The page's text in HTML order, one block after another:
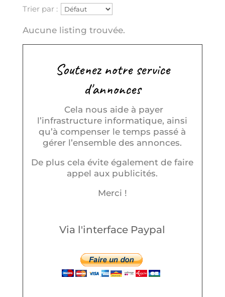
Trier par :
Aucune listing trouvée.
Soutenez notre service
d'annonces
Cela nous aide à payer
l’infrastructure informatique, ainsi
qu’à compenser le temps passé à
gérer l’ensemble des annonces.
De plus cela évite également de faire
appel aux publicités.
Merci !
Via l'interface Paypal